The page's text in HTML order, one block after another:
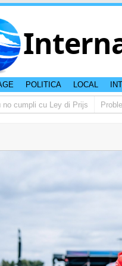
POLITICA LOCAL
cu Ley di Prijs Problema